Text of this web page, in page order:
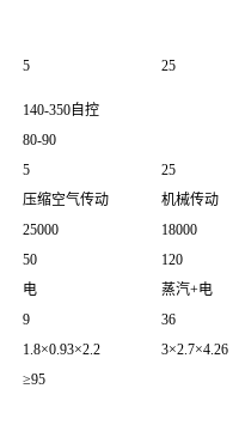
5 25
140-350自控
80-90
5
25
压缩空气传动
机械传动
25000
18000
50
120
电
蒸汽+电
9
36
1.8×0.93×2.2
3×2.7×4.26
≥95